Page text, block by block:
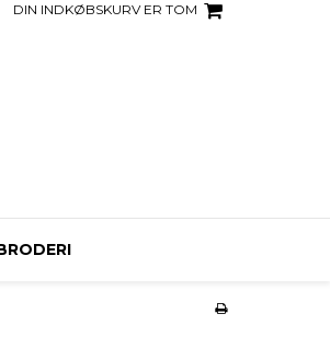
DIN INDKØBSKURV ER TOM